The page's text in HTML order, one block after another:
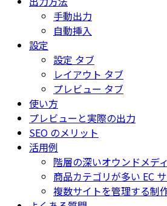
手動出力
自動挿入
設定
設定 タブ
レイアウト タブ
プレビュー タブ
使い方
プレビューと実際の出力
SEO のメリット
活用例
階層の深いオウンドメデ
商品カテゴリが多い EC
複数サイトを管理する制